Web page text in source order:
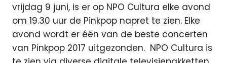
vrijdag 9 juni, is er op NPO Cultura elke avond
om 19.30 uur de Pinkpop napret te zien. Elke
avond wordt er één van de beste concerten
van Pinkpop 2017 uitgezonden. NPO Cultura is